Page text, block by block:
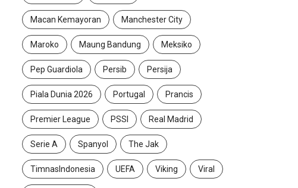
Macan Kemayoran Manchester City
Maroko Maung Bandung Meksiko
Pep Guardiola Persib Persija
Piala Dunia 2026 Portugal Prancis
Premier League PSSI Real Madrid
Serie A Spanyol The Jak
TimnasIndonesia UEFA Viking Viral